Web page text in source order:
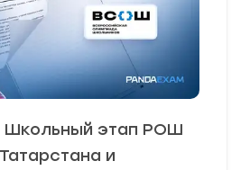
Школьный этап РОШ
и